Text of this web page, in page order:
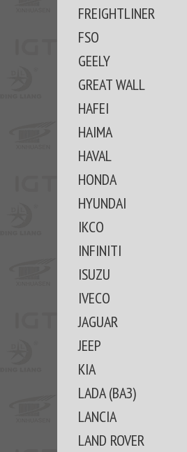
FREIGHTLINER
FSO
GEELY
GREAT WALL
HAFEI
HAIMA
HAVAL
HONDA
HYUNDAI
IKCO
INFINITI
ISUZU
IVECO
JAGUAR
JEEP
KIA
LADA (ВАЗ)
LANCIA
LAND ROVER